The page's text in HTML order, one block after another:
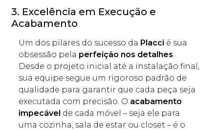
3. Excelência em Execução e
Acabamento
Um dos pilares do sucesso da Placci é sua
obsessão pela perfeição nos detalhes
Desde o projeto inicial até a instalação final,
sua equipe segue um rigoroso padrão de
qualidade para garantir que cada peça seja
executada com precisão. O acabamento
impecável de cada móvel – seja ele para
uma cozinha, sala de estar ou closet – é o